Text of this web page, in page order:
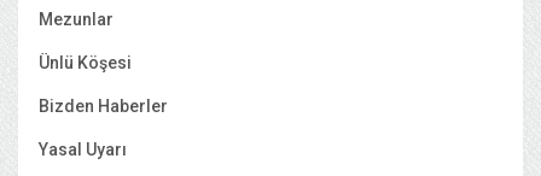
Mezunlar
Ünlü Köşesi
Bizden Haberler
Yasal Uyarı